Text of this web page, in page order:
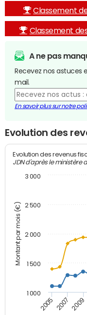
Classement
Classement
A ne pas
Recevez nos
mail.
En savoir plus sur notre
Evolution des
Montant par mois (€)
Evolution des revenus
JDN d'après le ministère
2005 2007 2009
1 000
1 500
2 000
2 500
3 000